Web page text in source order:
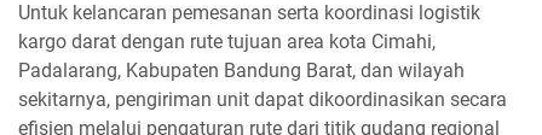
Untuk kelancaran pemesanan serta koordinasi logistik
kargo darat dengan rute tujuan area kota Cimahi,
Padalarang, Kabupaten Bandung Barat, dan wilayah
sekitarnya, pengiriman unit dapat dikoordinasikan secara
efisien melalui pengaturan rute dari titik gudang regional